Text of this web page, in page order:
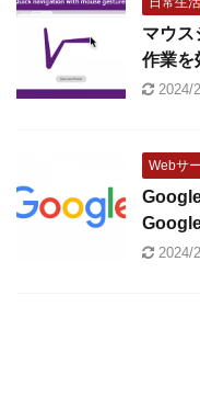
マウ
作業を
2024/
Webサ
2024/